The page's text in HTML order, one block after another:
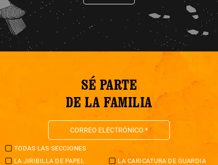
SÉ PARTE
DE LA FAMILIA
TODAS LAS SECCIONES
LA JIRIBILLA DE PAPEL
LA CARICATURA DE GUARDIA